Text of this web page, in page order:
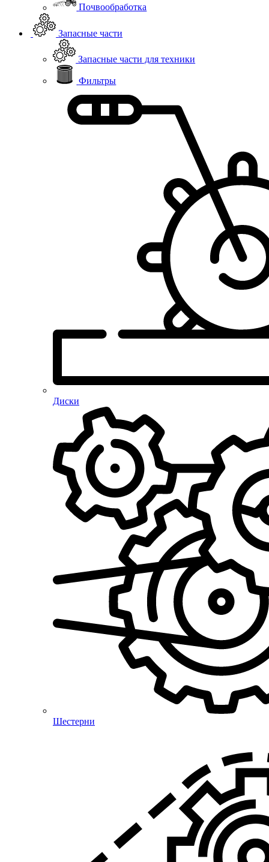
Почвообработка
Запасные части
Запасные части для техники
Фильтры
Диски
Шестерни